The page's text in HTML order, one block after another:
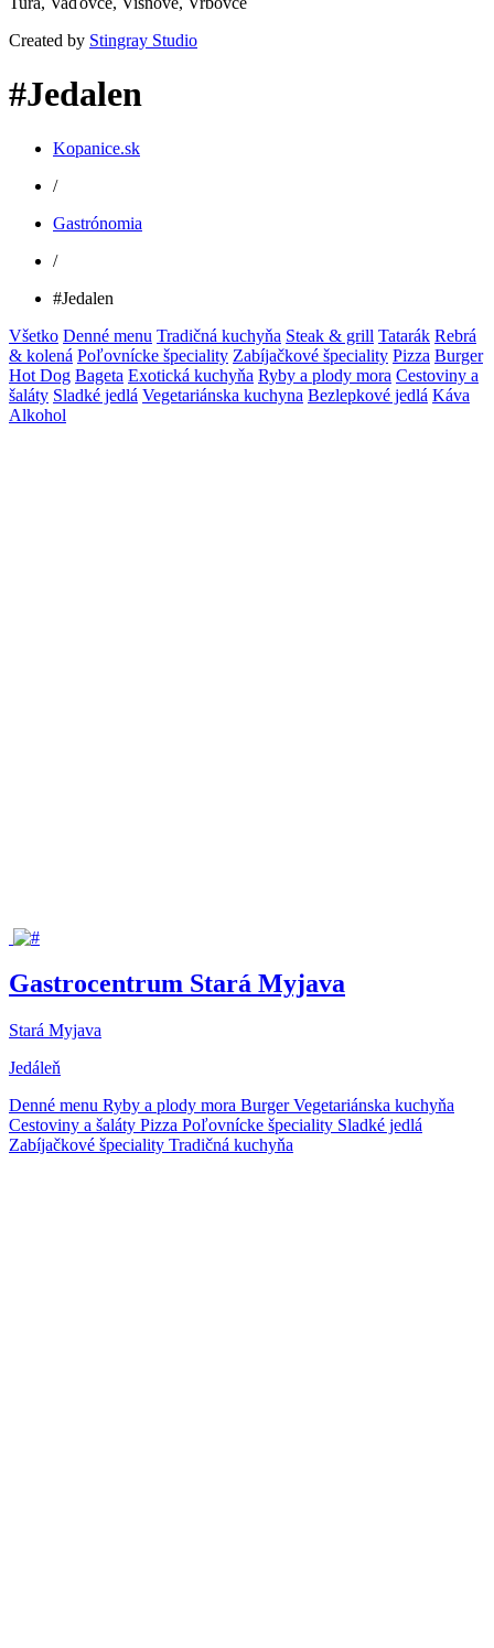
Created by Stingray Studio
#Jedalen
Kopanice.sk
/
Gastrónomia
/
#Jedalen
Všetko Denné menu Tradičná kuchyňa Steak & grill Tatarák Rebrá
& kolená Poľovnícke špeciality Zabíjačkové špeciality Pizza Burger
Hot Dog Bageta Exotická kuchyňa Ryby a plody mora Cestoviny a
šaláty Sladké jedlá Vegetariánska kuchyna Bezlepkové jedlá Káva
Alkohol
Gastrocentrum Stará Myjava
Stará Myjava
Jedáleň
Denné menu Ryby a plody mora BurgerVegetariánska kuchyňa
Cestoviny a šaláty Pizza Poľovnícke špeciality Sladké jedlá
Zabíjačkové špeciality Tradičná kuchyňa